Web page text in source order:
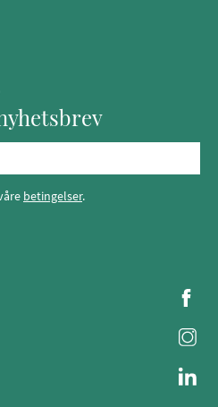
betingelser.